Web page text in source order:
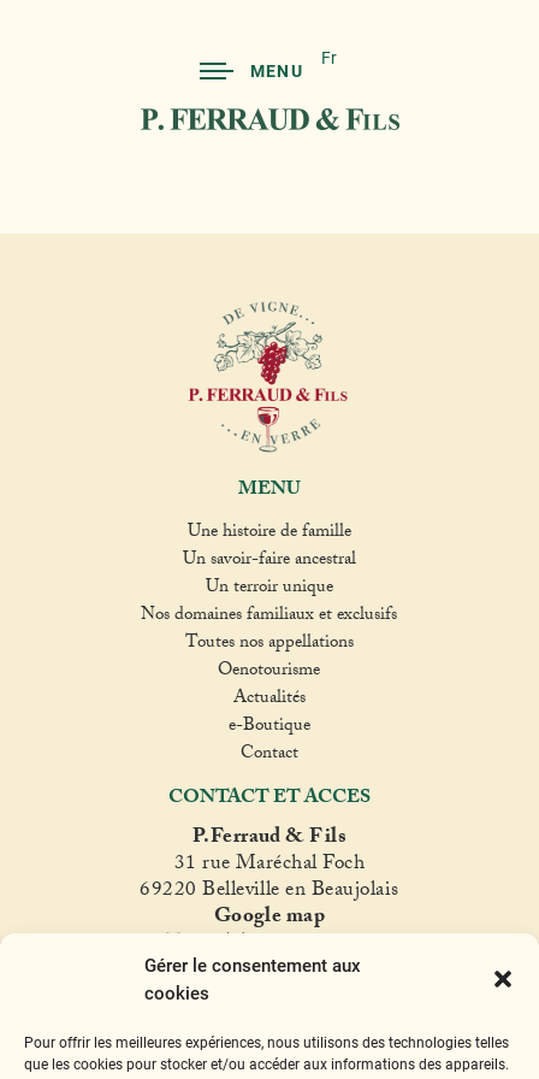
Gérer le consentement aux
cookies
Pour offrir les meilleures expériences, nous utilisons des technologies telles
que les cookies pour stocker et/ou accéder aux informations des appareils.
MENU
Fr
MENU
Une histoire de famille
Un savoir-faire ancestral
Un terroir unique
Nos domaines familiaux et exclusifs
Toutes nos appellations
Oenotourisme
Actualités
e-Boutique
Contact
CONTACT ET ACCES
P.Ferraud & Fils
31 rue Maréchal Foch
69220 Belleville en Beaujolais
Google map
T. +33(0)4 74 06 47 60
ferraud@ferraud.com
Instagram
Facebook
Twitter
YouTube